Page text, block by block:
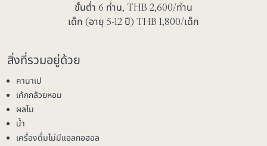
ขั้นต่ำ 6 ท่าน, THB 2,600/ท่าน
เด็ก (อายุ 5-12 ปี) THB 1,800/เด็ก
สิ่งที่รวมอยู่ด้วย
คานาเป
เค้กกล้วยหอม
ผลไม
น้ำ
เครื่องดื่มไม่มีแอลกอฮอล